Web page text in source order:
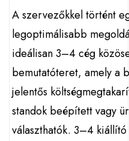
A szervezőkkel történt
legoptimálisabb
ideálisan 3–4 cég
bemutatóteret, amely a
jelentős
standok beépített vagy
választhatók. 3–4